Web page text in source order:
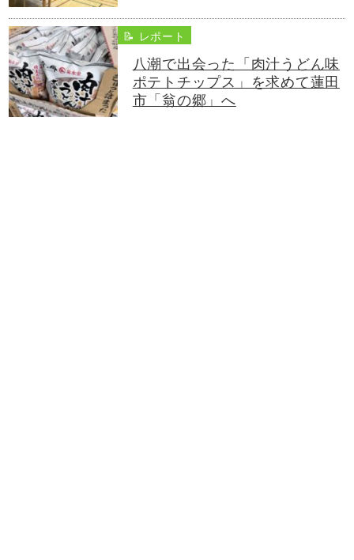
📝 レポート
八潮で出会った「肉汁うどん味
ポテトチップス」を求めて蓮田
市「翁の郷」へ